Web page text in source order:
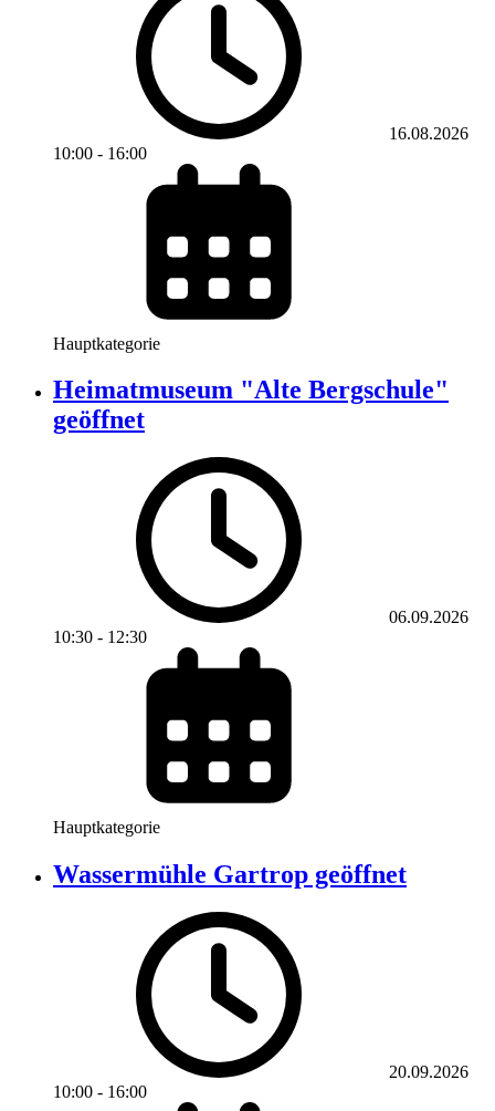
16.08.2026
10:00 - 16:00
Hauptkategorie
Heimatmuseum "Alte Bergschule"
geöffnet
06.09.2026
10:30 - 12:30
Hauptkategorie
Wassermühle Gartrop geöffnet
20.09.2026
10:00 - 16:00